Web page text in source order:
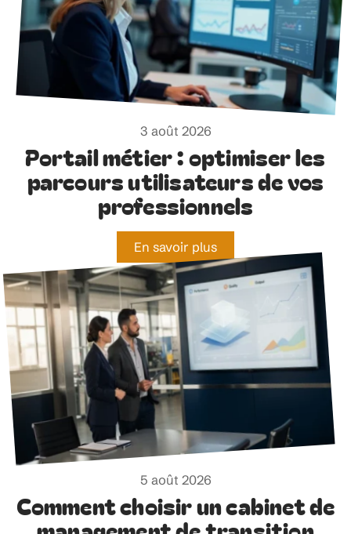
3 août 2026
Portail métier : optimiser les
parcours utilisateurs de vos
professionnels
En savoir plus
5 août 2026
Comment choisir un cabinet de